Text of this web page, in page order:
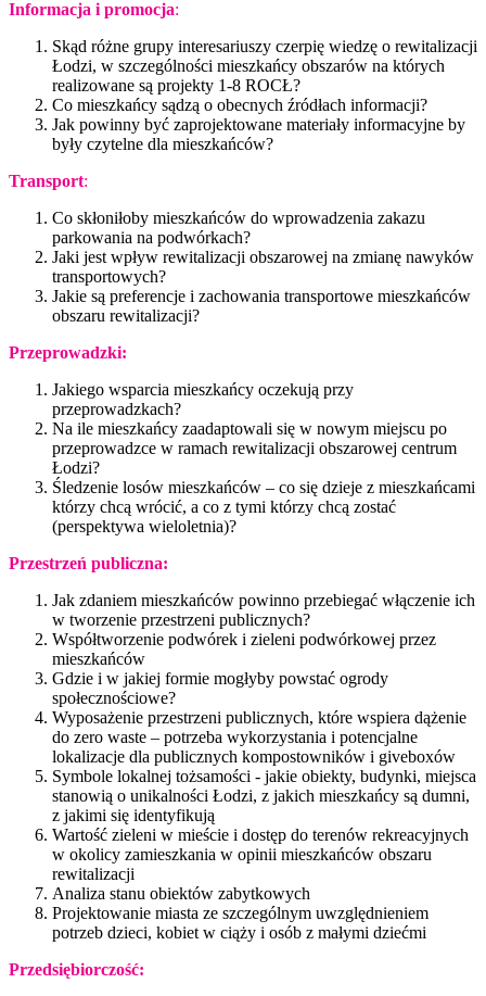
Informacja i promocja:
Skąd różne grupy interesariuszy czerpię wiedzę o rewitalizacji
Łodzi, w szczególności mieszkańcy obszarów na których
realizowane są projekty 1-8 ROCŁ?
Co mieszkańcy sądzą o obecnych źródłach informacji?
Jak powinny być zaprojektowane materiały informacyjne by
były czytelne dla mieszkańców?
Transport:
Co skłoniłoby mieszkańców do wprowadzenia zakazu
parkowania na podwórkach?
Jaki jest wpływ rewitalizacji obszarowej na zmianę nawyków
transportowych?
Jakie są preferencje i zachowania transportowe mieszkańców
obszaru rewitalizacji?
Przeprowadzki:
Jakiego wsparcia mieszkańcy oczekują przy
przeprowadzkach?
Na ile mieszkańcy zaadaptowali się w nowym miejscu po
przeprowadzce w ramach rewitalizacji obszarowej centrum
Łodzi?
Śledzenie losów mieszkańców – co się dzieje z mieszkańcami
którzy chcą wrócić, a co z tymi którzy chcą zostać
(perspektywa wieloletnia)?
Przestrzeń publiczna:
Jak zdaniem mieszkańców powinno przebiegać włączenie ich
w tworzenie przestrzeni publicznych?
Współtworzenie podwórek i zieleni podwórkowej przez
mieszkańców
Gdzie i w jakiej formie mogłyby powstać ogrody
społecznościowe?
Wyposażenie przestrzeni publicznych, które wspiera dążenie
do zero waste – potrzeba wykorzystania i potencjalne
lokalizacje dla publicznych kompostowników i giveboxów
Symbole lokalnej tożsamości - jakie obiekty, budynki, miejsca
stanowią o unikalności Łodzi, z jakich mieszkańcy są dumni,
z jakimi się identyfikują
Wartość zieleni w mieście i dostęp do terenów rekreacyjnych
w okolicy zamieszkania w opinii mieszkańców obszaru
rewitalizacji
Analiza stanu obiektów zabytkowych
Projektowanie miasta ze szczególnym uwzględnieniem
potrzeb dzieci, kobiet w ciąży i osób z małymi dziećmi
Przedsiębiorczość: